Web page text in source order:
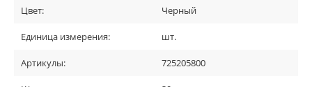
Цвет: Черный
Единица измерения: шт.
Артикулы: 725205800